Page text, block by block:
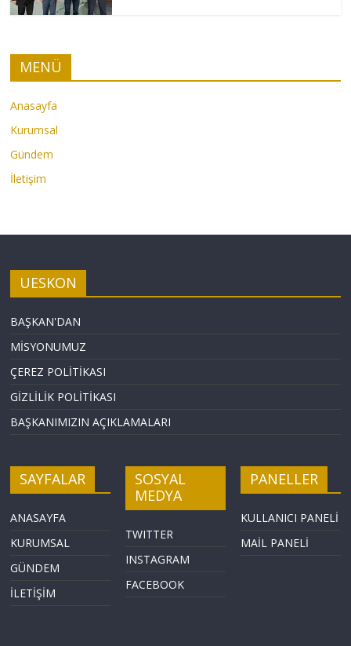
MENÜ
Anasayfa
Kurumsal
Gündem
İletişim
UESKON
BAŞKAN'DAN
MİSYONUMUZ
ÇEREZ POLİTİKASI
GİZLİLİK POLİTİKASI
BAŞKANIMIZIN AÇIKLAMALARI
SAYFALAR
ANASAYFA
KURUMSAL
GÜNDEM
İLETİŞİM
SOSYAL
MEDYA
TWITTER
INSTAGRAM
FACEBOOK
PANELLER
KULLANICI PANELİ
MAİL PANELİ